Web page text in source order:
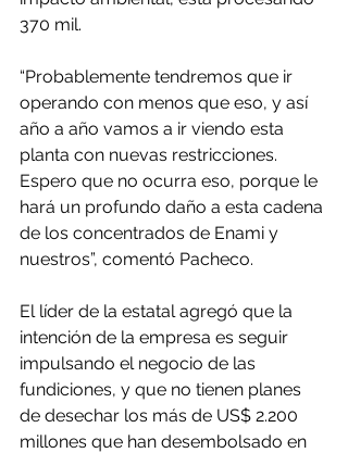
370 mil.
“Probablemente tendremos que ir
operando con menos que eso, y así
año a año vamos a ir viendo esta
planta con nuevas restricciones.
Espero que no ocurra eso, porque le
hará un profundo daño a esta cadena
de los concentrados de Enami y
nuestros”, comentó Pacheco.
El líder de la estatal agregó que la
intención de la empresa es seguir
impulsando el negocio de las
fundiciones, y que no tienen planes
de desechar los más de US$ 2.200
millones que han desembolsado en